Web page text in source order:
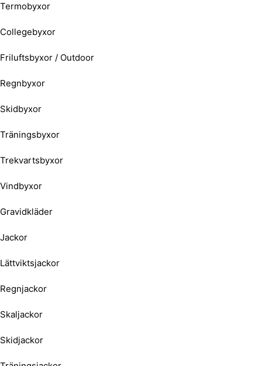
Termobyxor
Collegebyxor
Friluftsbyxor / Outdoor
Regnbyxor
Skidbyxor
Träningsbyxor
Trekvartsbyxor
Vindbyxor
Gravidkläder
Jackor
Lättviktsjackor
Regnjackor
Skaljackor
Skidjackor